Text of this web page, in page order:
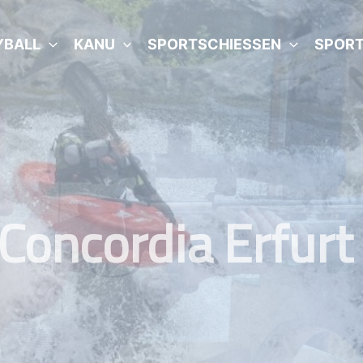
KANU SPORTSCHIESSEN
Erfurt